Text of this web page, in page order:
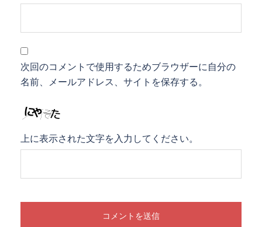
次回のコメントで使用するためブラウザーに自分の
名前、メールアドレス、サイトを保存する。
上に表示された文字を入力してください。